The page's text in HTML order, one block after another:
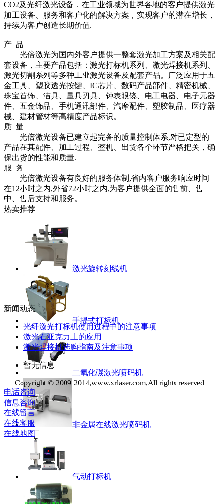
CO2及光纤激光设备．在工业领域为世界各地的客户提供激光
加工设备、服务和客户化的解决方案，实现客户的潜在增长，
持续为客户创造长期价值.
产 品
光倍激光为国内外客户提供一整套激光加工方案及相关配
套设备，主要产品包括：激光打标机系列、激光焊接机系列、
激光切割系列等多种工业激光设备及配套产品。广泛应用于五
金工具、塑胶透光按键、 IC芯片、数码产品部件、精密机械、
珠宝首饰、洁具、量具刃具、钟表眼镜、电工电器、电子元器
件、五金饰品、手机通讯部件、汽摩配件、塑胶制品、医疗器
械、建材管材等高精度产品标识。
质 量
光倍激光设备已建立起完备的质量控制体系,对已定型的
产品在其配件、加工过程、整机、出货各个环节严格把关，确
保出货的性能和质量.
服 务
光倍激光设备有良好的服务体制 ,省内客户服务响应时间
在12小时之内,外省72小时之内,为客户提供全面的售前、售
中、售后支持和服务。
热卖推荐
激光旋转刻线机
手提式打标机
二氧化碳激光喷码机
非金属在线激光喷码机
气动打标机
新闻动态
光纤激光打标机使用过程中的注意事项
激光在亚克力上的应用
激光焊接机选购指南及注意事项
暂无信息
Copyright © 2009-2014,www.xrlaser.com,All rights reserved
电话咨询
信息咨询
在线留言
在线客服
在线地图